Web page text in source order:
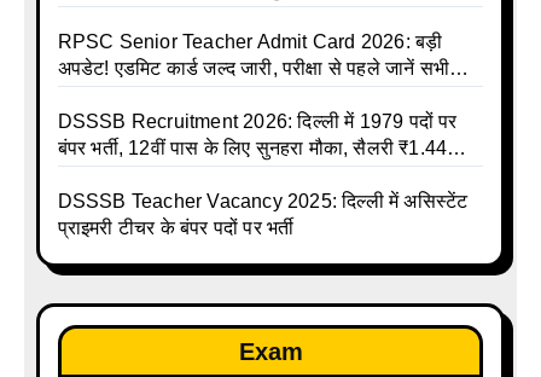
RPSC Senior Teacher Admit Card 2026: बड़ी
अपडेट! एडमिट कार्ड जल्द जारी, परीक्षा से पहले जानें सभी
DSSSB Recruitment 2026: दिल्ली में 1979 पदों पर
बंपर भर्ती, 12वीं पास के लिए सुनहरा मौका, सैलरी ₹1.44
DSSSB Teacher Vacancy 2025: दिल्ली में असिस्टेंट
प्राइमरी टीचर के बंपर पदों पर भर्ती
Exam